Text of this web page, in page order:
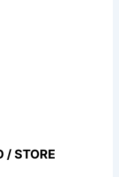
/ STORE